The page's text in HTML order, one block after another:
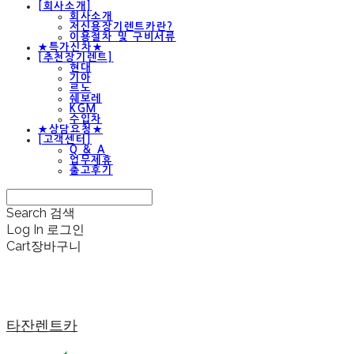
[회사소개]
회사소개
저신용장기렌트카란?
이용절차 및 구비서류
★특가신차★
[추천장기렌트]
현대
기아
르노
쉐보레
KGM
수입차
★상담요청★
[고객센터]
Q & A
업무제휴
출고후기
Search 검색
Log In 로그인
Cart장바구니
타잔렌트카